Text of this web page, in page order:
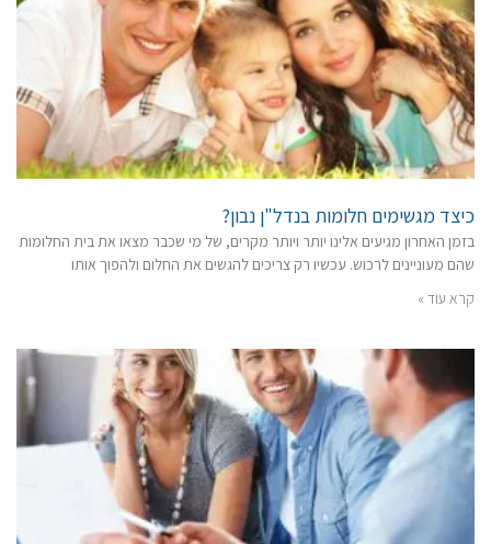
כיצד מגשימים חלומות בנדל"ן נבון?
בזמן האחרון מגיעים אלינו יותר ויותר מקרים, של מי שכבר מצאו את בית החלומות
שהם מעוניינים לרכוש. עכשיו רק צריכים להגשים את החלום ולהפוך אותו
קרא עוד »